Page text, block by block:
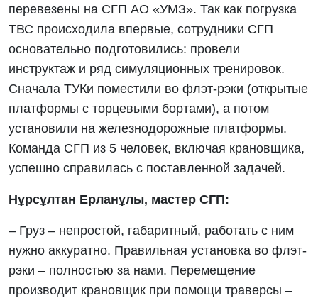
перевезены на СГП АО «УМЗ». Так как погрузка
ТВС происходила впервые, сотрудники СГП
основательно подготовились: провели
инструктаж и ряд симуляционных тренировок.
Сначала ТУКи поместили во флэт-рэки (открытые
платформы с торцевыми бортами), а потом
установили на железнодорожные платформы.
Команда СГП из 5 человек, включая крановщика,
успешно справилась с поставленной задачей.
Нұрсұлтан Ерланұлы, мастер СГП:
– Груз – непростой, габаритный, работать с ним
нужно аккуратно. Правильная установка во флэт-
рэки – полностью за нами. Перемещение
производит крановщик при помощи траверсы –